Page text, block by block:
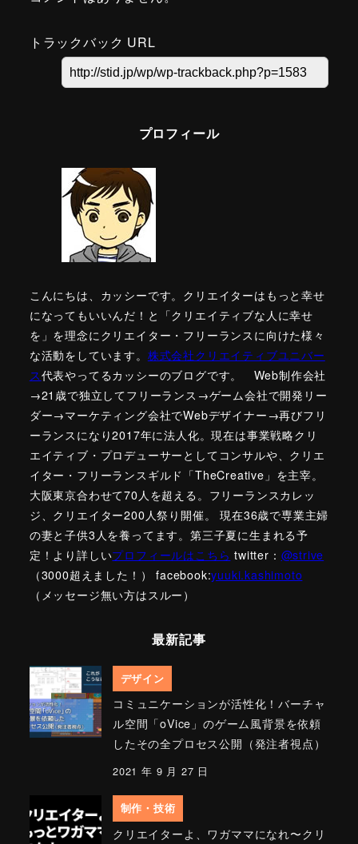
トラックバック URL
プロフィール
こんにちは、カッシーです。クリエイターはもっと幸せ
になってもいいんだ！と「クリエイティブな人に幸せ
を」を理念にクリエイター・フリーランスに向けた様々
な活動をしています。 株式会社クリエイティブユニバー
ス代表やってるカッシーのブログです。 Web制作会社
→21歳で独立してフリーランス→ゲーム会社で開発リー
ダー→マーケティング会社でWebデザイナー→再びフリ
ーランスになり2017年に法人化。現在は事業戦略クリ
エイティブ・プロデューサーとしてコンサルや、クリエ
イター・フリーランスギルド「TheCreative」を主宰。
大阪東京合わせて70人を超える。フリーランスカレッ
ジ、クリエイター200人祭り開催。 現在36歳で専業主婦
の妻と子供3人を養ってます。第三子夏に生まれる予
定！より詳しいプロフィールはこちら twitter： @strive
（3000超えました！） facebook:yuuki.kashimoto
（メッセージ無い方はスルー）
最新記事
デザイン
コミュニケーションが活性化！バーチャ
ル空間「oVice」のゲーム風背景を依頼
したその全プロセス公開（発注者視点）
2021 年 9 月 27 日
制作・技術
クリエイターよ、ワガママになれ〜クリ